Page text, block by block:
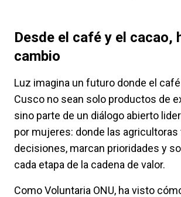
Desde el café y el cacao,
cambio
Luz imagina un futuro donde el
Cusco no sean solo productos de
sino parte de un diálogo abierto
por mujeres: donde las agricultoras
decisiones, marcan prioridades y
cada etapa de la cadena de valor.
Como Voluntaria ONU, ha visto